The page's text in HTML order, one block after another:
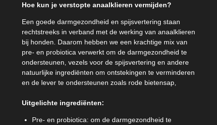
Hoe kun je verstopte anaalklieren vermijden?
Een goede darmgezondheid en spijsvertering staan
rechtstreeks in verband met de werking van anaalklieren
bij honden. Daarom hebben we een krachtige mix van
pre- en probiotica verwerkt om de darmgezondheid te
ondersteunen, vezels voor de spijsvertering en andere
natuurlijke ingrediënten om ontstekingen te verminderen
en de lever te ondersteunen zoals rode bietensap,
Uitgelichte ingrediënten:
Pre- en probiotica: om de darmgezondheid te